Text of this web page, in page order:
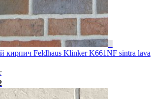
кирпич Feldhaus Klinker K661NF sintra lava